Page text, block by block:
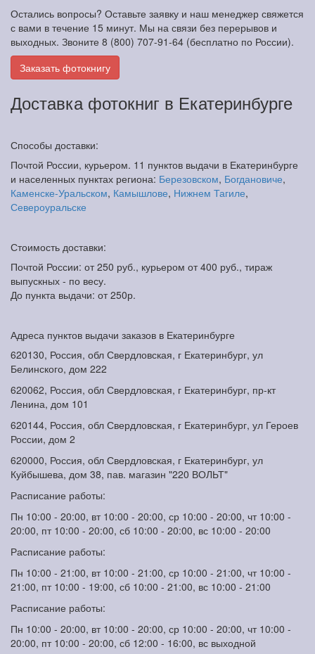
Остались вопросы? Оставьте заявку и наш менеджер свяжется
с вами в течение 15 минут. Мы на связи без перерывов и
выходных. Звоните 8 (800) 707-91-64 (бесплатно по России).
Заказать фотокнигу
Доставка фотокниг в Екатеринбурге
Способы доставки:
Почтой России, курьером. 11 пунктов выдачи в Екатеринбурге
и населенных пунктах региона: Березовском, Богдановиче,
Каменске-Уральском, Камышлове, Нижнем Тагиле,
Североуральске
Стоимость доставки:
Почтой России: от 250 руб., курьером от 400 руб., тираж
выпускных - по весу.
До пункта выдачи: от 250р.
Адреса пунктов выдачи заказов в Екатеринбурге
620130, Россия, обл Свердловская, г Екатеринбург, ул
Белинского, дом 222
620062, Россия, обл Свердловская, г Екатеринбург, пр-кт
Ленина, дом 101
620144, Россия, обл Свердловская, г Екатеринбург, ул Героев
России, дом 2
620000, Россия, обл Свердловская, г Екатеринбург, ул
Куйбышева, дом 38, пав. магазин "220 ВОЛЬТ"
Расписание работы:
Пн 10:00 - 20:00, вт 10:00 - 20:00, ср 10:00 - 20:00, чт 10:00 -
20:00, пт 10:00 - 20:00, сб 10:00 - 20:00, вс 10:00 - 20:00
Расписание работы:
Пн 10:00 - 21:00, вт 10:00 - 21:00, ср 10:00 - 21:00, чт 10:00 -
21:00, пт 10:00 - 19:00, сб 10:00 - 21:00, вс 10:00 - 21:00
Расписание работы:
Пн 10:00 - 20:00, вт 10:00 - 20:00, ср 10:00 - 20:00, чт 10:00 -
20:00, пт 10:00 - 20:00, сб 12:00 - 16:00, вс выходной